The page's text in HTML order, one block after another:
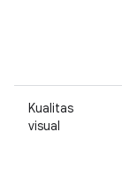
Kualitas
visual